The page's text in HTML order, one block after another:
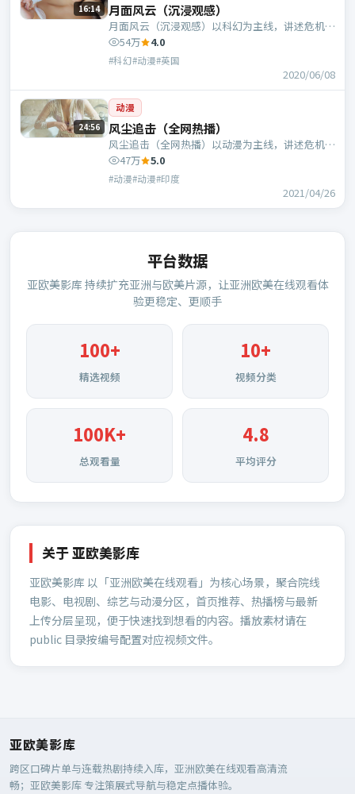
16:14 月面风云（沉浸观感）
月面风云（沉浸观感）以科幻为主线，讲述危机中
的抉择与人物成长；英国班底，娄烨执导，咏梅、
周冬雨等主演。
54万 4.0
#科幻#动漫#英国
2020/06/08
24:56
动漫
风尘追击（全网热播）
风尘追击（全网热播）以动漫为主线，讲述危机中
的抉择与人物成长；印度班底，王伟执导，汤唯、
凯特·布兰切特等主演。
47万 5.0
#动漫#动漫#印度
2021/04/26
平台数据
亚欧美影库 持续扩充亚洲与欧美片源，让亚洲欧美在线观看体
验更稳定、更顺手
100+
精选视频
10+
视频分类
100K+
总观看量
4.8
平均评分
关于亚欧美影库
亚欧美影库 以「亚洲欧美在线观看」为核心场景，聚合院线
电影、电视剧、综艺与动漫分区，首页推荐、热播榜与最新
上传分层呈现，便于快速找到想看的内容。播放素材请在
public 目录按编号配置对应视频文件。
亚欧美影库
跨区口碑片单与连载热剧持续入库，亚洲欧美在线观看高清流
畅； 亚欧美影库 专注策展式导航与稳定点播体验。